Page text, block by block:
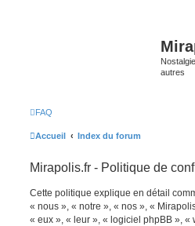
autres
FAQ
Accueil Index du forum
Mirapolis.fr - Politique de
Cette politique explique en détail
« nous », « notre », « nos », «
« eux », « leur », « logiciel phpBB »,